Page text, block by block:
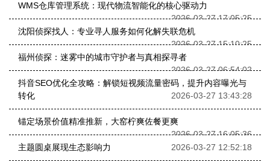
WMS仓库管理系统：现代物流智能化的核心驱动力
2026-03-27 17:05:25
沈阳侦探找人：专业寻人服务如何化解失联危机
2026-03-27 15:10:25
福州侦探：迷雾中的城市守护者与真相探寻者
2026-03-27 06:54:02
抖音SEO优化全攻略：解锁短视频流量密码，提升内容曝光与
转化
2026-03-27 13:43:28
锚定场景价值精准推新，大窑柠爽佐餐更爽
2026-03-27 16:05:36
主题圆桌展现生态影响力
2026-03-27 12:52:18